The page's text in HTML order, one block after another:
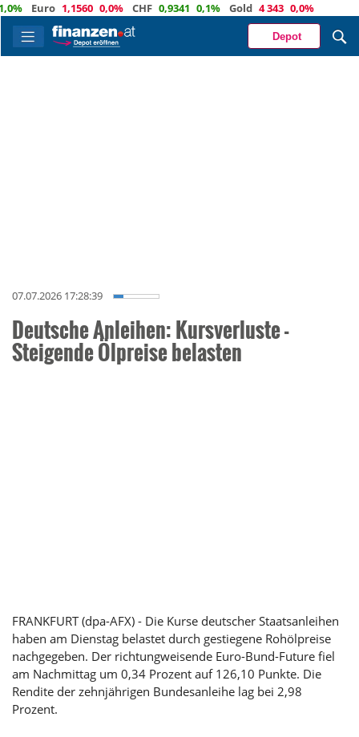
Euro 1,1560 0,0% CHF 0,9341 0,1% Gold 4 343 0,0%
Depot
07.07.2026 17:28:39
Deutsche Anleihen: Kursverluste -
Steigende Ölpreise belasten
FRANKFURT (dpa-AFX) - Die Kurse deutscher Staatsanleihen
haben am Dienstag belastet durch gestiegene Rohölpreise
nachgegeben. Der richtungweisende Euro-Bund-Future fiel
am Nachmittag um 0,34 Prozent auf 126,10 Punkte. Die
Rendite der zehnjährigen Bundesanleihe lag bei 2,98
Prozent.